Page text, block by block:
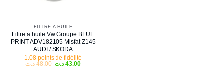
FILTRE À HUILE
Filtre a huile Vw Groupe BLUE
PRINT ADV182105 Misfat Z145
AUDI / SKODA
1.08 points de fidélité
48.00 د.ت
Le
43.00 د.ت
Le